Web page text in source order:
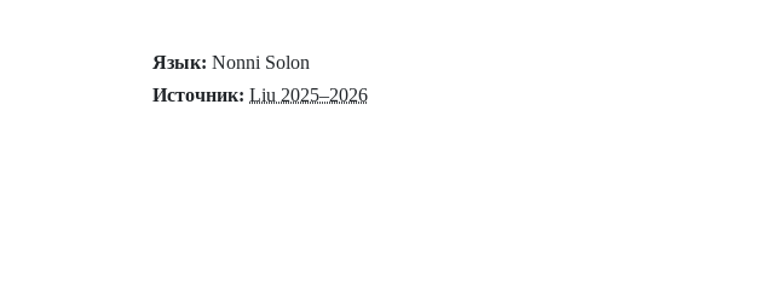
Язык: Nonni Solon
Источник: Liu 2025–2026